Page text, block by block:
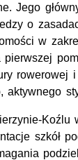
Jego
o
w
rowerowej
aktywnego
Koźlu
szkół